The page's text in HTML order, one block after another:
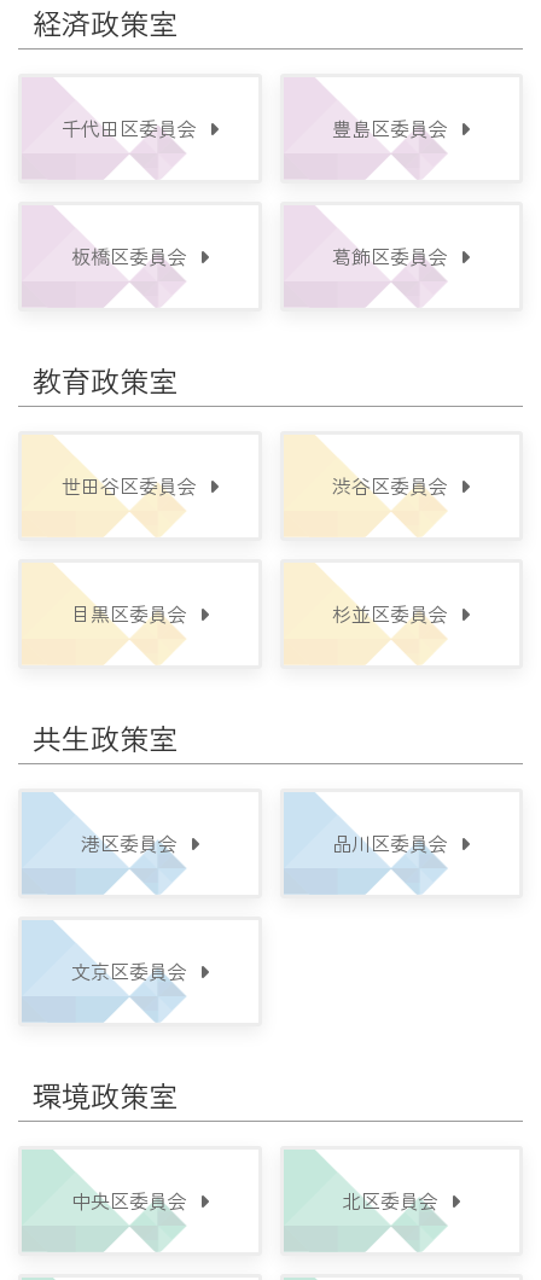
経済政策室
千代田区委員会 豊島区委員会
板橋区委員会 葛飾区委員会
教育政策室
世田谷区委員会 渋谷区委員会
目黒区委員会 杉並区委員会
共生政策室
港区委員会 品川区委員会
文京区委員会
環境政策室
中央区委員会 北区委員会